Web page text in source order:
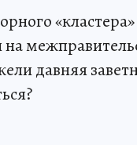
давняя